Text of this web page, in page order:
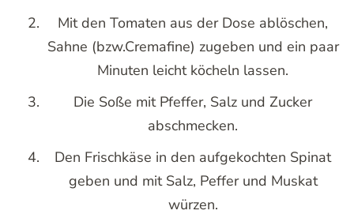
Mit den Tomaten aus der Dose ablöschen,
Sahne (bzw.Cremafine) zugeben und ein paar
Minuten leicht köcheln lassen.
Die Soße mit Pfeffer, Salz und Zucker
abschmecken.
Den Frischkäse in den aufgekochten Spinat
geben und mit Salz, Peffer und Muskat
würzen.